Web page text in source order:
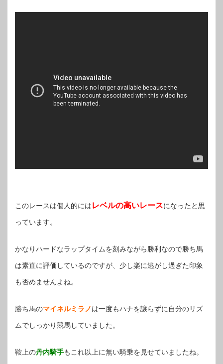
このレースは個人的にはレベルの高いレースになったと思
っています。
かなりハードなラップタイムを刻みながら勝利なので勝ち馬
は素直に評価しているのですが、少し楽に逃がし過ぎた印象
も否めませんよね。
勝ち馬のマイネルミラノは一度もハナを譲らずに自分のリズ
ムでしっかり競馬していました。
鞍上の丹内騎手もこれ以上に無い騎乗を見せていましたね。